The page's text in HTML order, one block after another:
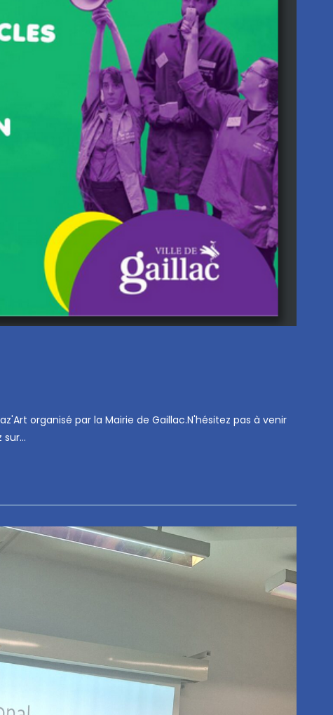
organisé par la Mairie de Gaillac.N'hésitez pas à venir
sur…